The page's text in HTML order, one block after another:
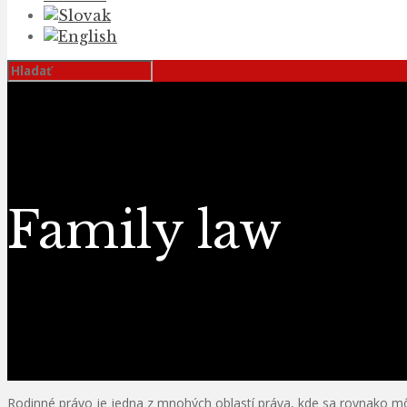
Family law
Rodinné právo je jedna z mnohých oblastí práva, kde sa rovnako